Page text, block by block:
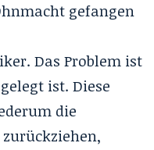
gefangen
Das Problem ist
ist. Diese
die